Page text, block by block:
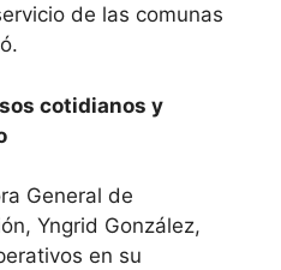
de las comunas
cotidianos y
General de
Yngrid González,
en su